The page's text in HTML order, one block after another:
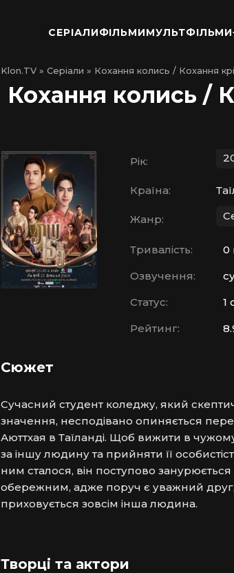
СЕРІАЛИФІЛЬМИ
Klon.TV » Серіали » Кохання колись / Кохання
Кохання колись /
Рік:
Країна:
Жанр:
Тривалість:
0
Озвучення:
Статус:
1
Рейтинг:
Сюжет
Сучасний студент коледжу, який
значення, несподівано опиняється
Аюттхая в Таїланді. Щоб вижити в
за іншу людину та прийняти її
ним сталося, він поступово
обережним, адже поруч є уважний
приховується зовсім інша людина.
Творці та актори